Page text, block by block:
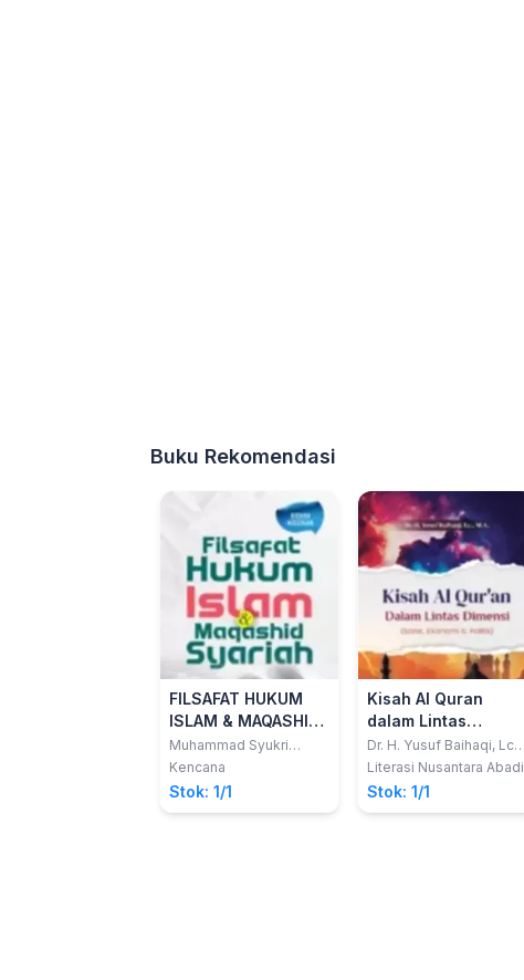
Buku Rekomendasi
FILSAFAT HUKUM
ISLAM & MAQASHID
SYARIAH
Muhammad Syukri
Albani Nasution; Rahmat
Ahmad Tamami
Kencana
Stok: 1/1
Kisah Al Quran
dalam Lintas
Dimensi: Sains,
Ekonomi & Politik
Dr. H. Yusuf Baihaqi, Lc.,
M.A.
Literasi Nusantara Abadi
Stok: 1/1